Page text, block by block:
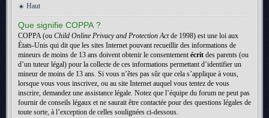
Haut
Que signifie COPPA ?
COPPA (ou Child Online Privacy and Protection Actde 1998) est une loi aux
États-Unis qui dit que les sites Internet pouvant recueillir des informations de
mineurs de moins de 13 ans doivent obtenir le consentementécrit des parents (ou
d’un tuteur légal) pour la collecte de ces informations permettant d’identifier un
mineur de moins de 13 ans. Si vous n’êtes pas sûr que cela s’applique à vous,
lorsque vous vous inscrivez, ou au site Internet auquel vous tentez de vous
inscrire, demandez une assistance légale. Notez que l’équipe du forum ne peut pas
fournir de conseils légaux et ne saurait être contactée pour des questions légales de
toute sorte, à l’exception de celles soulignées ci-dessous.